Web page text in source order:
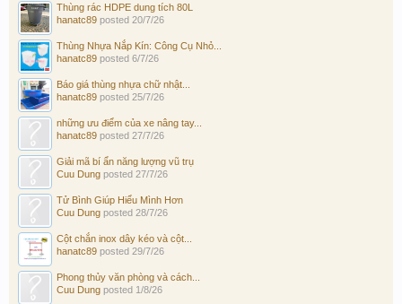
Thùng rác HDPE dung tích 80L
hanatc89 posted 20/7/26
Thùng Nhựa Nắp Kín: Công Cụ Nhỏ...
hanatc89 posted 6/7/26
Báo giá thùng nhựa chữ nhật...
hanatc89 posted 25/7/26
những ưu điểm của xe nâng tay...
hanatc89 posted 27/7/26
Giải mã bí ẩn năng lượng vũ trụ
Cuu Dung posted 27/7/26
Tử Bình Giúp Hiểu Mình Hơn
Cuu Dung posted 28/7/26
Cột chắn inox dây kéo và cột...
hanatc89 posted 29/7/26
Phong thủy văn phòng và cách...
Cuu Dung posted 1/8/26